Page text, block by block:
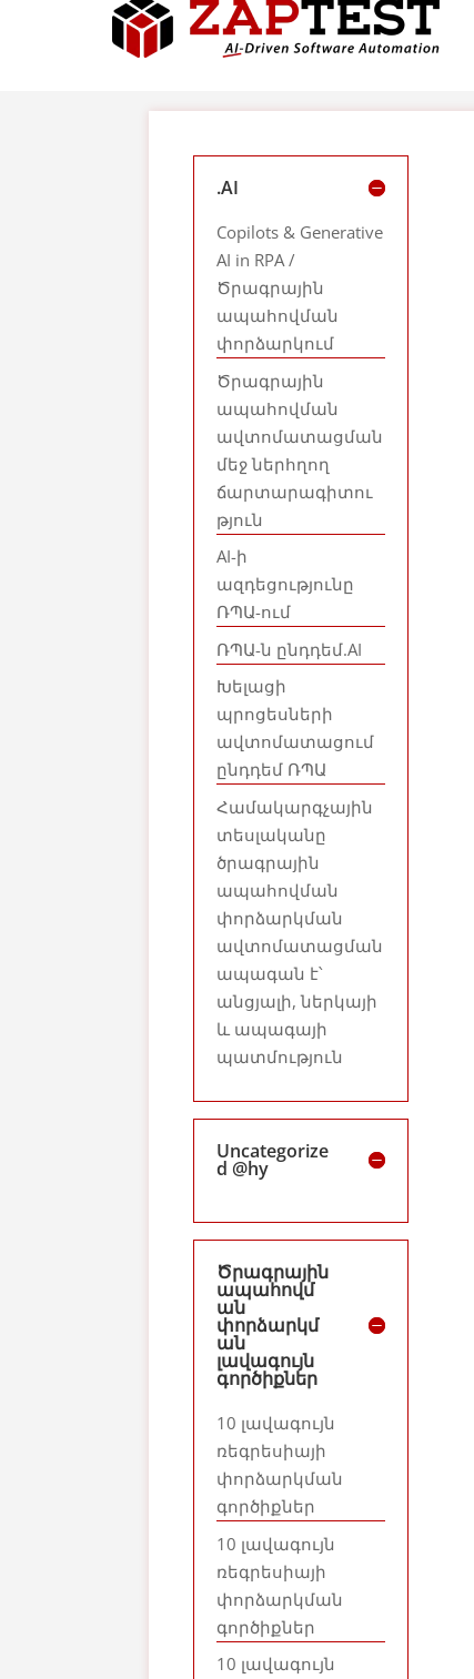
.AI
Copilots & Generative
AI in RPA /
Ծրագրային
ապահովման
փորձարկում
Ծրագրային
ապահովման
ավտոմատացման
մեջ ներհղող
ճարտարագիտու
թյուն
AI-ի
ազդեցությունը
ՌՊԱ-ում
ՌՊԱ-ն ընդդեմ.AI
Խելացի
պրոցեսների
ավտոմատացում
ընդդեմ ՌՊԱ
Համակարգչային
տեսլականը
ծրագրային
ապահովման
փորձարկման
ավտոմատացման
ապագան է՝
անցյալի, ներկայի
և ապագայի
պատմություն
Uncategorize
d @hy
Ծրագրային
ապահովմ
ան
փորձարկմ
ան
լավագույն
գործիքներ
10 լավագույն
ռեգրեսիայի
փորձարկման
գործիքներ
10 լավագույն
ռեգրեսիայի
փորձարկման
գործիքներ
10 լավագույն